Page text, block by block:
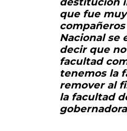
que fue
Nacional se
decir que
facultad
tenemos la
remover al
la facultad